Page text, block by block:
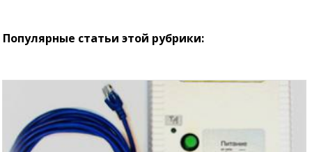
Популярные статьи этой рубрики: